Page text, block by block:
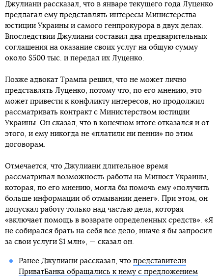
Джулиани рассказал, что в январе текущего года Луценко
предлагал ему представлять интересы Министерства
юстиции Украины и самого генпрокурора в двух делах.
Впоследствии Джулиани составил два предварительных
соглашения на оказание своих услуг на общую сумму
около $500 тыс. и передал их Луценко.
Позже адвокат Трампа решил, что не может лично
представлять Луценко, потому что, по его мнению, это
может привести к конфликту интересов, но продолжил
рассматривать контракт с Министерством юстиции
Украины. Он сказал, что в конечном итоге отказался и от
этого, и ему никогда не «платили ни пенни» по этим
договорам.
Отмечается, что Джулиани длительное время
рассматривал возможность работы на Минюст Украины,
которая, по его мнению, могла бы помочь ему «получить
больше информации об отмывании денег». При этом, он
допускал работу только над частью дела, которая
«включает помощь в возврате определенных средств». «Я
не собирался брать на себя все дело, иначе я бы запросил
за свои услуги $1 млн», — сказал он.
Ранее Джулиани рассказал, что представители
ПриватБанка обращались к нему с предложением